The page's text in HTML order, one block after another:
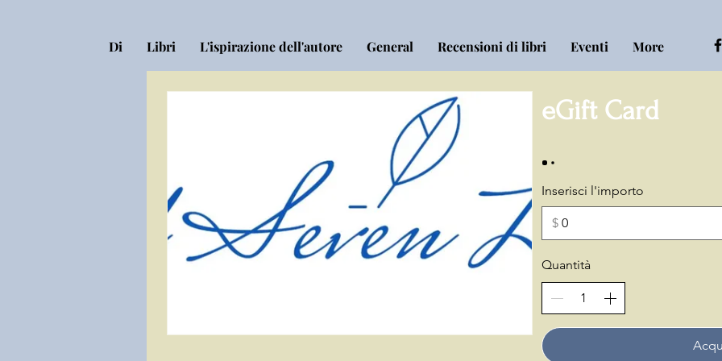
Di Libri L'ispirazione dell'autore General Recensioni di libri Eventi More
eGift Card
Inserisci l'importo
$
Quantità